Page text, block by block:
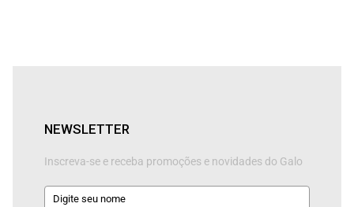
NEWSLETTER
Inscreva-se e receba promoções e novidades do Galo